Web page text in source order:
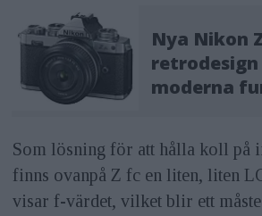
Nya Nikon
retrodesign
moderna
Som lösning för att hålla koll på
finns ovanpå Z fc en liten, liten
visar f-värdet, vilket blir ett